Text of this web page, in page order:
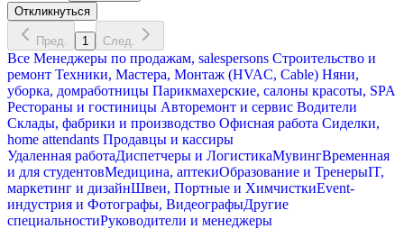
Откликнуться
Пред. 1 След.
Все Менеджеры по продажам, salespersons Строительство и
ремонт Техники, Мастера, Монтаж (HVAC, Cable) Няни,
уборка, домработницы Парикмахерские, салоны красоты, SPA
Рестораны и гостиницы Авторемонт и cервис Водители
Склады, фабрики и производство Офисная работа Сиделки,
home attendants Продавцы и кассиры
Удаленная работаДиспетчеры и ЛогистикаМувингВременная
и для студентовМедицина, аптекиОбразование и ТренерыIT,
маркетинг и дизайнШвеи, Портные и ХимчисткиEvent-
индустрия и Фотографы, ВидеографыДругие
специальностиРуководители и менеджеры